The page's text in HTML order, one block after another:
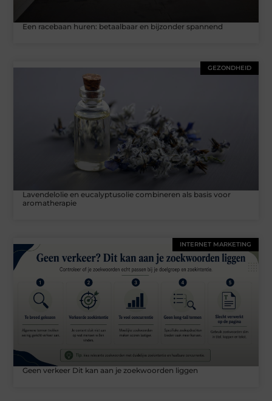
Een racebaan huren: betaalbaar en bijzonder spannend
GEZONDHEID
Lavendelolie en eucalyptusolie combineren als basis voor
aromatherapie
INTERNET MARKETING
Geen verkeer Dit kan aan je zoekwoorden liggen